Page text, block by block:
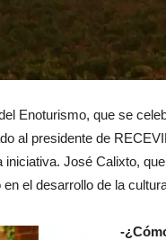
Enoturismo, que se
al presidente de
José Calixto,
el desarrollo de la
-